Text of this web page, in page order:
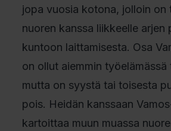
jopa vuosia kotona, jolloin on
nuoren kanssa liikkeelle arjen
kuntoon laittamisesta. Osa
on ollut aiemmin työelämässä
mutta on syystä tai toisesta
pois. Heidän kanssaan
kartoittaa muun muassa